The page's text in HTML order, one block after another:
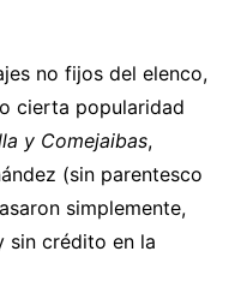
no fijos del elenco,
cierta popularidad
y Comejaibas,
(sin parentesco
simplemente,
sin crédito en la